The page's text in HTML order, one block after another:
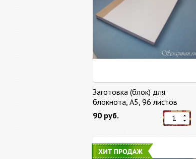
Заготовка (блок) для
блокнота, А5, 96 листов
90 руб.